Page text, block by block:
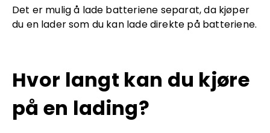
Det er mulig å lade batteriene separat, da kjøper
du en lader som du kan lade direkte på batteriene.
Hvor langt kan du kjøre
på en lading?